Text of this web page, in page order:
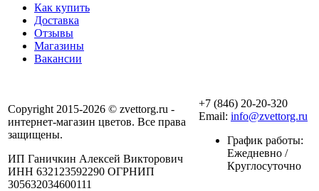
Как купить
Доставка
Отзывы
Магазины
Вакансии
Copyright 2015-2026 © zvettorg.ru -
интернет-магазин цветов. Все права
защищены.
ИП Ганичкин Алексей Викторович
ИНН 632123592290 ОГРНИП
305632034600111
+7 (846) 20-20-320
Email: info@zvettorg.ru
График работы:
Ежедневно /
Круглосуточно